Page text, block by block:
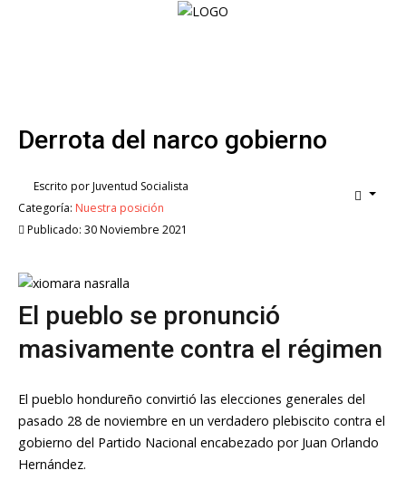
Nuestra
voz
Las
Rojas
Internacional
Fotos
Derrota del narco gobierno
Escrito porJuventud Socialista
Categoría: Nuestra posición
Publicado: 30 Noviembre 2021
El pueblo se pronunció
masivamente contra el régimen
El pueblo hondureño convirtió las elecciones generales del
pasado 28 de noviembre en un verdadero plebiscito contra el
gobierno del Partido Nacional encabezado por Juan Orlando
Hernández.